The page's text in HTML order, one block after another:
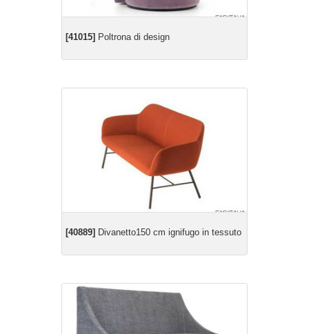
[41015] Poltrona di design
[40889] Divanetto150 cm ignifugo in tessuto